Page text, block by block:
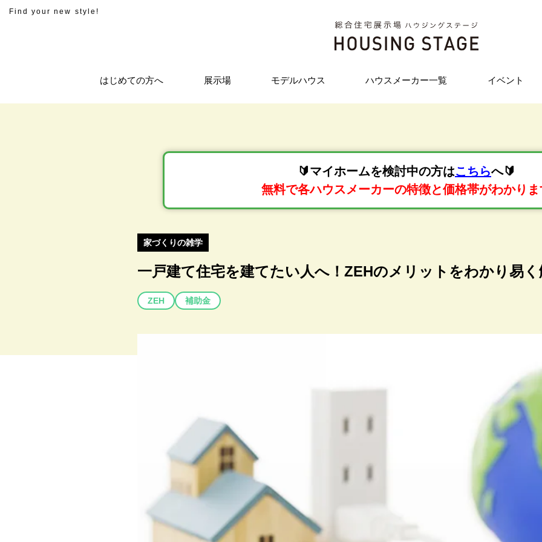
Find your new style!
はじめての方へ 展示場 モデルハウス ハウスメーカー一覧 イベント
🔰マイホームを検討中の方はこちらへ🔰
無料で各ハウスメーカーの特徴と価格帯がわかりま
家づくりの雑学
一戸建て住宅を建てたい人へ！ZEHのメリットをわかり易く
ZEH 補助金